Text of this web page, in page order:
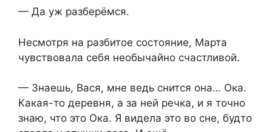
— Да уж разберёмся.
Несмотря на разбитое состояние, Марта
чувствовала себя необычайно счастливой.
— Знаешь, Вася, мне ведь снится она… Ока.
Какая-то деревня, а за ней речка, и я точно
знаю, что это Ока. Я видела это во сне, будто